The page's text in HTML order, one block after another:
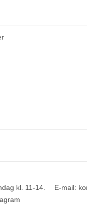
kl. 11-14. E-mail: